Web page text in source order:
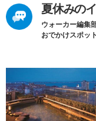
夏休みの
ウォーカー編集
おでかけスポット